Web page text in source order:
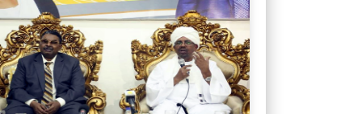
تصدر الدول العربية.. كيف دفعت الحرب
ديون السودان إلى ذروتها؟
نشرة
شاهد
هجمات المسيرات تضع ملايين السودانيين
على خطوط النار والجوع
جروحٌ
الصحة